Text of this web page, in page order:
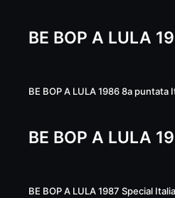
BE BOP A LULA
BE BOP A LULA 1986 8a puntata
BE BOP A LULA
BE BOP A LULA 1987 Special